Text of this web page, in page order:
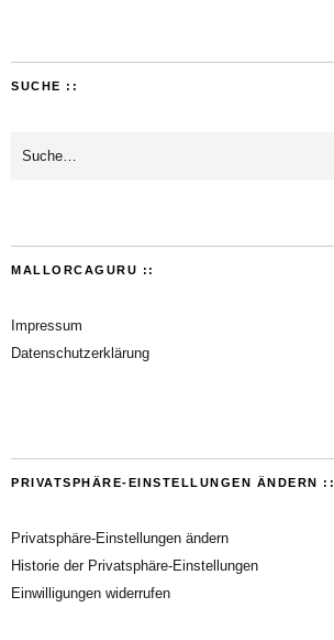
SUCHE ::
MALLORCAGURU ::
Impressum
Datenschutzerklärung
PRIVATSPHÄRE-EINSTELLUNGEN ÄNDERN ::
Privatsphäre-Einstellungen ändern
Historie der Privatsphäre-Einstellungen
Einwilligungen widerrufen